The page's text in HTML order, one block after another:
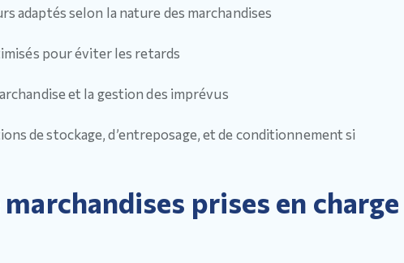
adaptés selon la nature des marchandises
pour éviter les retards
et la gestion des imprévus
de stockage, d’entreposage, et de conditionnement si
prises en charge